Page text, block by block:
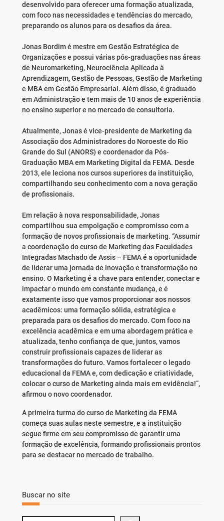
desenvolvido para oferecer uma formação atualizada,
com foco nas necessidades e tendências do mercado,
preparando os alunos para os desafios da área.
Jonas Bordim é mestre em Gestão Estratégica de
Organizações e possui várias pós-graduações nas áreas
de Neuromarketing, Neurociência Aplicada à
Aprendizagem, Gestão de Pessoas, Gestão de Marketing
e MBA em Gestão Empresarial. Além disso, é graduado
em Administração e tem mais de 10 anos de experiência
no ensino superior e no mercado de consultoria.
Atualmente, Jonas é vice-presidente de Marketing da
Associação dos Administradores do Noroeste do Rio
Grande do Sul (ANORS) e coordenador da Pós-
Graduação MBA em Marketing Digital da FEMA. Desde
2013, ele leciona nos cursos superiores da instituição,
compartilhando seu conhecimento com a nova geração
de profissionais.
Em relação à nova responsabilidade, Jonas
compartilhou sua empolgação e compromisso com a
formação de novos profissionais de marketing. “Assumir
a coordenação do curso de Marketing das Faculdades
Integradas Machado de Assis – FEMA é a oportunidade
de liderar uma jornada de inovação e transformação no
ensino. O Marketing é a chave para entender, conectar e
impactar o mundo em constante mudança, e é
exatamente isso que vamos proporcionar aos nossos
acadêmicos: uma formação sólida, estratégica e
preparada para os desafios do mercado. Com foco na
excelência acadêmica e em uma abordagem prática e
atualizada, tenho confiança de que, juntos, vamos
construir profissionais capazes de liderar as
transformações do futuro. Vamos fortalecer o legado
educacional da FEMA e, com dedicação e criatividade,
colocar o curso de Marketing ainda mais em evidência!”,
afirmou o novo coordenador.
A primeira turma do curso de Marketing da FEMA
começa suas aulas neste semestre, e a instituição
segue firme em seu compromisso de garantir uma
formação de excelência, formando profissionais prontos
para se destacar no mercado de trabalho.
Buscar no site